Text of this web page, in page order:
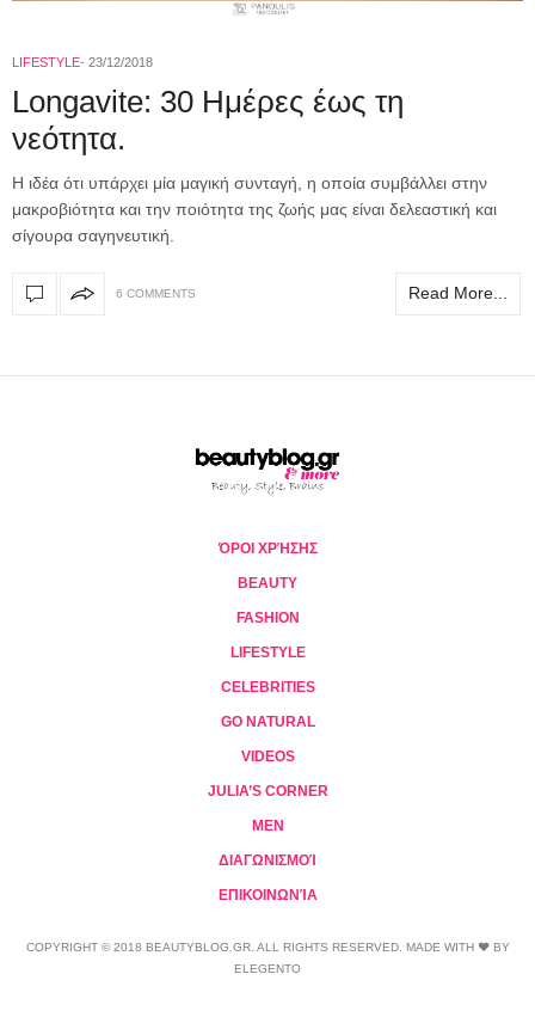
LIFESTYLE 23/12/2018
Longavite: 30 Ημέρες έως τη
νεότητα.
Η ιδέα ότι υπάρχει μία μαγική συνταγή, η οποία συμβάλλει στην
μακροβιότητα και την ποιότητα της ζωής μας είναι δελεαστική και
σίγουρα σαγηνευτική.
6 COMMENTS Read More...
ΌΡΟΙ ΧΡΉΣΗΣ
BEAUTY
FASHION
LIFESTYLE
CELEBRITIES
GO NATURAL
VIDEOS
JULIA’S CORNER
MEN
ΔΙΑΓΩΝΙΣΜΟΊ
ΕΠΙΚΟΙΝΩΝΊΑ
COPYRIGHT © 2018 BEAUTYBLOG.GR. ALL RIGHTS RESERVED. MADE WITH ❤ BY
ELEGENTO